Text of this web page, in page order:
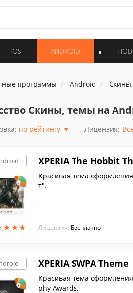
IOS ANDROID
программы Android
Скины, темы на
по рейтингу Лицензия:
★★★
★★★
XPERIA The Hobbit
Красивая тема
т".
Лицензия: Бесплатно
XPERIA SWPA Theme
Красивая тема
phy Awards.